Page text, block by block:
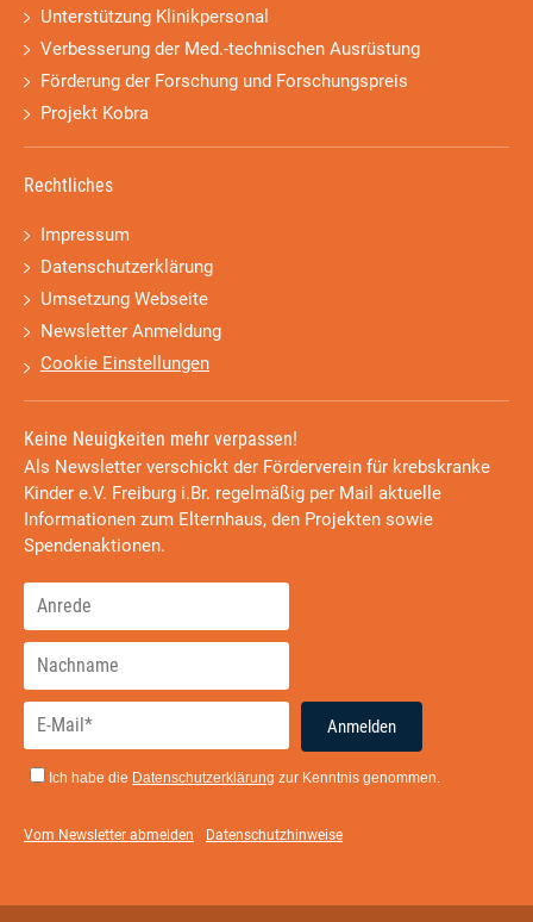
Unterstützung Klinikpersonal
Verbesserung der Med.-technischen Ausrüstung
Förderung der Forschung und Forschungspreis
Projekt Kobra
Rechtliches
Impressum
Datenschutzerklärung
Umsetzung Webseite
Newsletter Anmeldung
Cookie Einstellungen
Keine Neuigkeiten mehr verpassen!
Als Newsletter verschickt der Förderverein für krebskranke
Kinder e.V. Freiburg i.Br. regelmäßig per Mail aktuelle
Informationen zum Elternhaus, den Projekten sowie
Spendenaktionen.
Anmelden
Ich habe die Datenschutzerklärung zur Kenntnis genommen.
Vom Newsletter abmelden Datenschutzhinweise